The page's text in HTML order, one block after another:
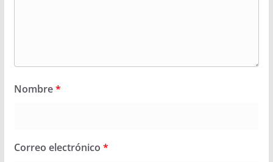
Nombre*
Correo electrónico *